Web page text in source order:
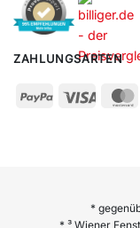
ZAHLUNGSARTEN
*
* ³ Wiener